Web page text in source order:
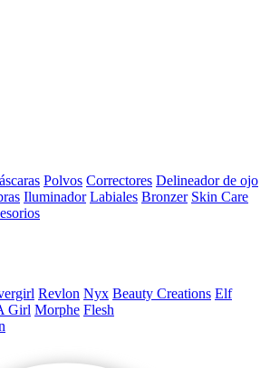
Polvos Correctores Delineador de ojo
Iluminador Labiales Bronzer Skin Care
Revlon Nyx Beauty Creations Elf
Girl Morphe Flesh